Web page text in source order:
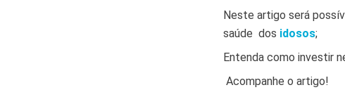
Neste artigo será
saúde dos idosos;
Entenda como investir
Acompanhe o artigo!